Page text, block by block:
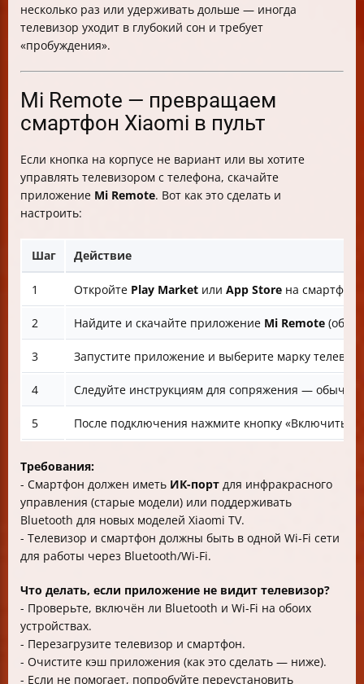
несколько раз или удерживать дольше — иногда
телевизор уходит в глубокий сон и требует
«пробуждения».
Mi Remote — превращаем
смартфон Xiaomi в пульт
Если кнопка на корпусе не вариант или вы хотите
управлять телевизором с телефона, скачайте
приложение Mi Remote. Вот как это сделать и
настроить:
Шаг Действие
1 Откройте Play Market или App Store на
2 Найдите и скачайте приложение Mi Remote
3 Запустите приложение и выберите марку
4 Следуйте инструкциям для сопряжения —
5 После подключения нажмите кнопку «Включить»
Требования:
- Смартфон должен иметь ИК-порт для инфракрасного
управления (старые модели) или поддерживать
Bluetooth для новых моделей Xiaomi TV.
- Телевизор и смартфон должны быть в одной Wi-Fi сети
для работы через Bluetooth/Wi-Fi.
Что делать, если приложение не видит телевизор?
- Проверьте, включён ли Bluetooth и Wi-Fi на обоих
устройствах.
- Перезагрузите телевизор и смартфон.
- Очистите кэш приложения (как это сделать — ниже).
- Если не помогает, попробуйте переустановить